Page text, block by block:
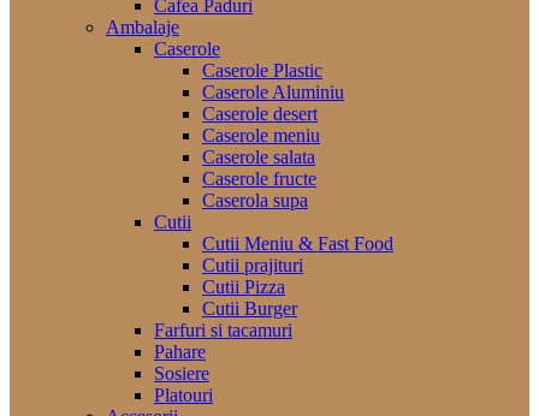
Cafea Paduri
Ambalaje
Caserole
Caserole Plastic
Caserole Aluminiu
Caserole desert
Caserole meniu
Caserole salata
Caserole fructe
Caserola supa
Cutii
Cutii Meniu & Fast Food
Cutii prajituri
Cutii Pizza
Cutii Burger
Farfuri si tacamuri
Pahare
Sosiere
Platouri